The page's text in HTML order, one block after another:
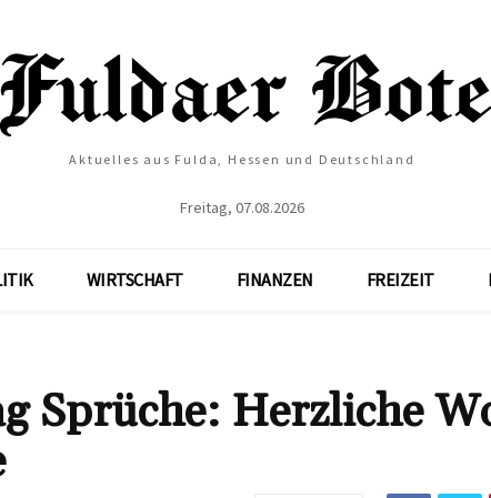
Aktuelles aus Fulda, Hessen und Deutschland
Freitag, 07.08.2026
WIRTSCHAFT FINANZEN FREIZEIT
Sprüche: Herzliche